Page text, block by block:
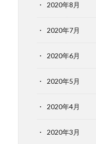
2020年8月
2020年7月
2020年6月
2020年5月
2020年4月
2020年3月